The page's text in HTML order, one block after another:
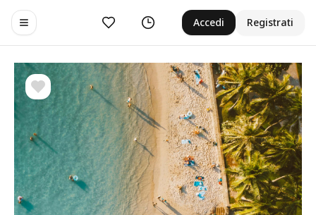
Toggle navigation menu
Preferiti Cronologia Accedi Registrati